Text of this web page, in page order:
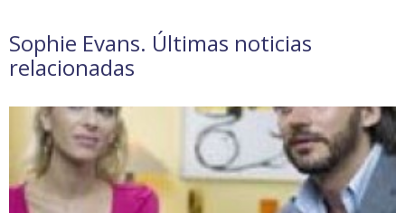
Sophie Evans. Últimas noticias
relacionadas